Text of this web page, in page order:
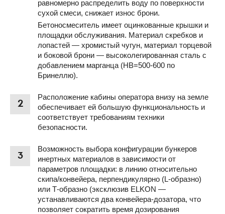
равномерно распределить воду по поверхности
сухой смеси, снижает износ брони.
Бетоносмеситель имеет оцинкованные крышки и
площадки обслуживания. Материал скребков и
лопастей — хромистый чугун, материал торцевой
и боковой брони — высоколегированная сталь с
добавлением марганца (HB=500-600 по
Бринеллю).
2
Расположение кабины оператора внизу на земле
обеспечивает ей большую функциональность и
соответствует требованиям техники
безопасности.
3
Возможность выбора конфигурации бункеров
инертных материалов в зависимости от
параметров площадки: в линию относительно
скипа/конвейера, перпендикулярно (L-образно)
или Т-образно (эксклюзив ELKON —
устанавливаются два конвейера-дозатора, что
позволяет сократить время дозирования